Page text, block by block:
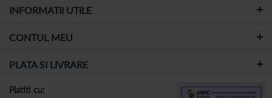
INFORMATII UTILE
CONTUL MEU
PLATA SI LIVRARE
Platiti cu: